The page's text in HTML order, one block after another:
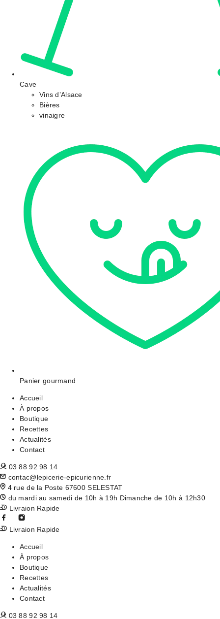
Cave
Vins d’Alsace
Bières
vinaigre
Panier gourmand
Accueil
À propos
Boutique
Recettes
Actualités
Contact
03 88 92 98 14
contac@lepicerie-epicurienne.fr
4 rue de la Poste 67600 SELESTAT
du mardi au samedi de 10h à 19h Dimanche de 10h à 12h30
Livraion Rapide
Livraion Rapide
Accueil
À propos
Boutique
Recettes
Actualités
Contact
03 88 92 98 14